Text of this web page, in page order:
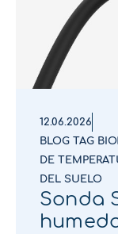
12.06.2026
BLOG TAG
DE
DEL SUELO
Sonda